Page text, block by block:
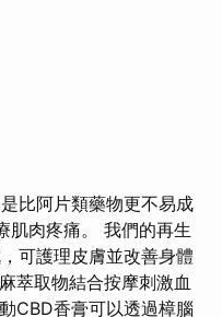
比阿片類藥物更不易成
肌肉疼痛。 我們的再生
可護理皮膚並改善身體
萃取物結合按摩刺激血
CBD香膏可以透過樟腦